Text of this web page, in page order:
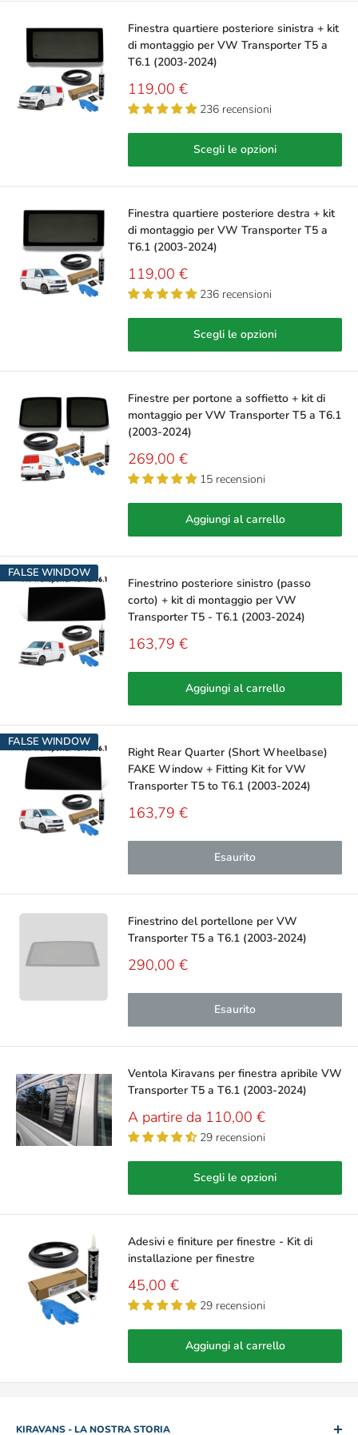
Finestra quartiere posteriore sinistra + kit
di montaggio per VW Transporter T5 a
T6.1 (2003-2024)
Prezzo
scontato
119,00 €
236 recensioni
Scegli le opzioni
Finestra quartiere posteriore destra + kit
di montaggio per VW Transporter T5 a
T6.1 (2003-2024)
Prezzo
scontato
119,00 €
236 recensioni
Scegli le opzioni
Finestre per portone a soffietto + kit di
montaggio per VW Transporter T5 a T6.1
(2003-2024)
Prezzo
scontato
269,00 €
15 recensioni
Aggiungi al carrello
FALSE WINDOW
Finestrino posteriore sinistro (passo
corto) + kit di montaggio per VW
Transporter T5 - T6.1 (2003-2024)
Prezzo
163,79 €
Aggiungi al carrello
FALSE WINDOW
Right Rear Quarter (Short Wheelbase)
FAKE Window + Fitting Kit for VW
Transporter T5 to T6.1 (2003-2024)
Prezzo
163,79 €
Esaurito
Finestrino del portellone per VW
Transporter T5 a T6.1 (2003-2024)
Prezzo
290,00 €
Esaurito
Ventola Kiravans per finestra apribile VW
Transporter T5 a T6.1 (2003-2024)
Prezzo
scontato
A partire da 110,00 €
29 recensioni
Scegli le opzioni
Adesivi e finiture per finestre - Kit di
installazione per finestre
Prezzo
scontato
45,00 €
29 recensioni
Aggiungi al carrello
KIRAVANS - LA NOSTRA STORIA